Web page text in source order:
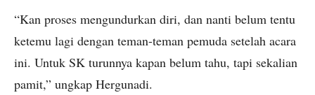
“Kan proses mengundurkan diri, dan nanti belum tentu
ketemu lagi dengan teman-teman pemuda setelah acara
ini. Untuk SK turunnya kapan belum tahu, tapi sekalian
pamit,” ungkap Hergunadi.